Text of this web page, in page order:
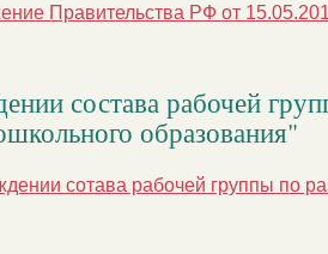
Правительства РФ от
состава рабочей
образования"
сотава рабочей группы по